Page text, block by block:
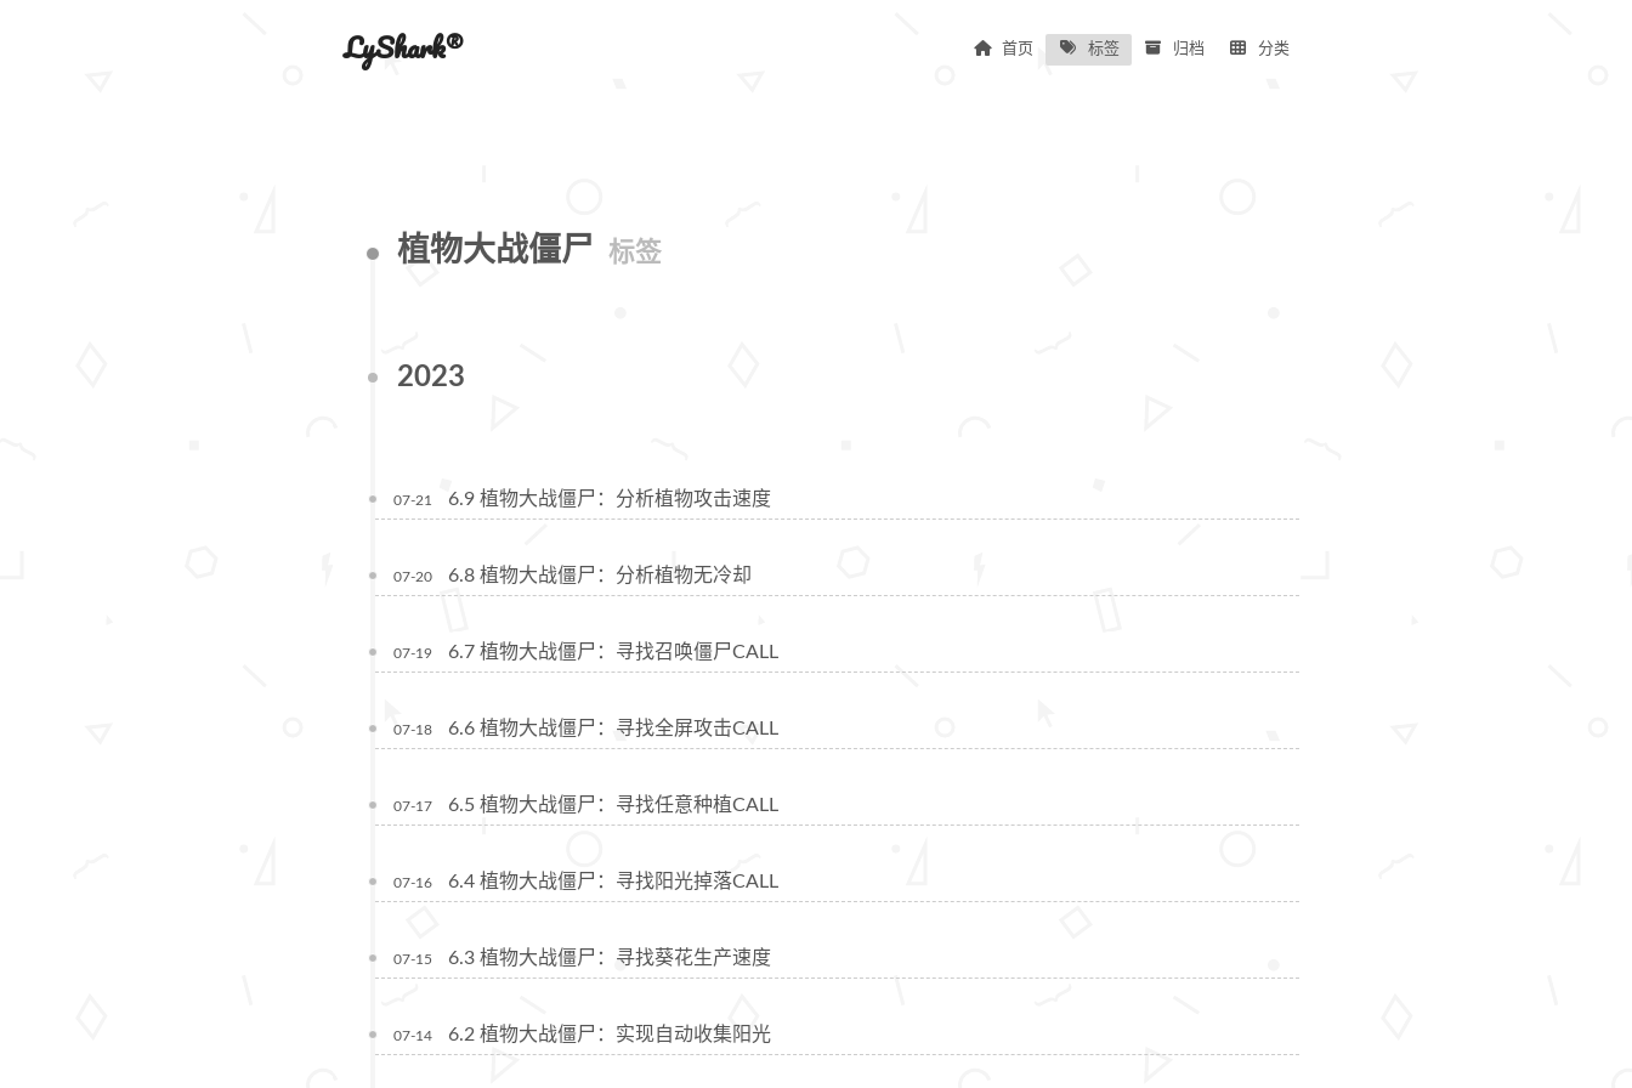
LyShark® 首页 标签 归档 分类
植物大战僵尸 标签
2023
07-21 6.9 植物大战僵尸：分析植物攻击速度
07-20 6.8 植物大战僵尸：分析植物无冷却
07-19 6.7 植物大战僵尸：寻找召唤僵尸CALL
07-18 6.6 植物大战僵尸：寻找全屏攻击CALL
07-17 6.5 植物大战僵尸：寻找任意种植CALL
07-16 6.4 植物大战僵尸：寻找阳光掉落CALL
07-15 6.3 植物大战僵尸：寻找葵花生产速度
07-14 6.2 植物大战僵尸：实现自动收集阳光